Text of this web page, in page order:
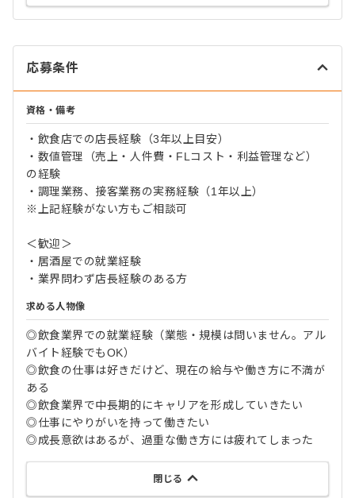
応募条件
資格・備考
・飲食店での店長経験（3年以上目安）
・数値管理（売上・人件費・FLコスト・利益管理など）
の経験
・調理業務、接客業務の実務経験（1年以上）
※上記経験がない方もご相談可
＜歓迎＞
・居酒屋での就業経験
・業界問わず店長経験のある方
求める人物像
◎飲食業界での就業経験（業態・規模は問いません。アル
バイト経験でもOK）
◎飲食の仕事は好きだけど、現在の給与や働き方に不満が
ある
◎飲食業界で中長期的にキャリアを形成していきたい
◎仕事にやりがいを持って働きたい
◎成長意欲はあるが、過重な働き方には疲れてしまった
閉じる